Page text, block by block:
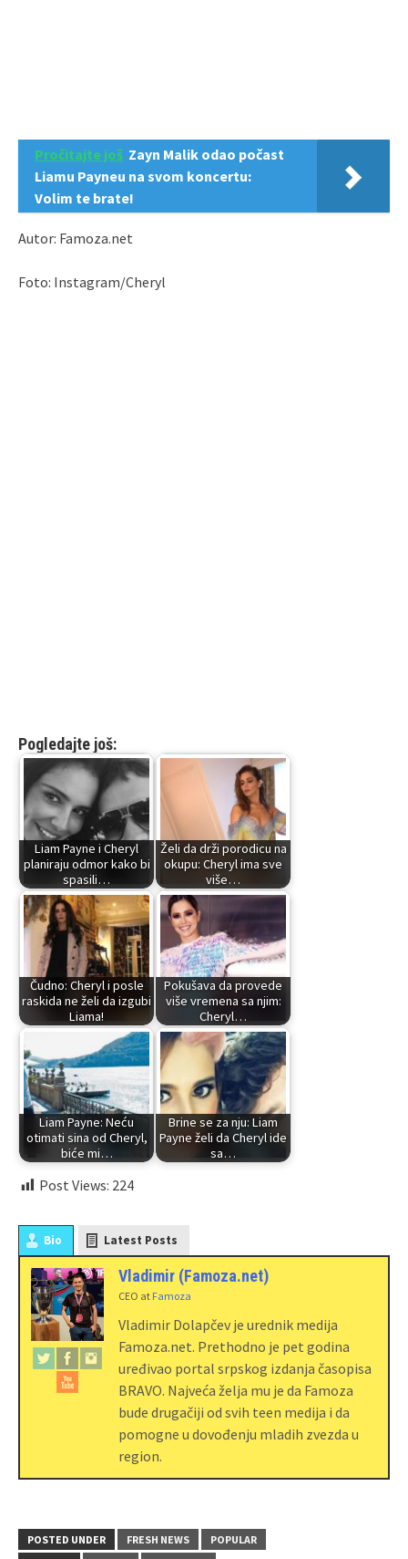
Pročitajte još Zayn Malik odao počast
Liamu Payneu na svom koncertu:
Volim te brate!
Autor: Famoza.net
Foto: Instagram/Cheryl
Pogledajte još:
Liam Payne i Cheryl
planiraju odmor kako bi
spasili…
Želi da drži porodicu na
okupu: Cheryl ima sve
više…
Čudno: Cheryl i posle
raskida ne želi da izgubi
Liama!
Pokušava da provede
više vremena sa njim:
Cheryl…
Liam Payne: Neću
otimati sina od Cheryl,
biće mi…
Brine se za nju: Liam
Payne želi da Cheryl ide
sa…
Post Views: 224
Bio Latest Posts
Vladimir (Famoza.net)
CEO at Famoza
Vladimir Dolapčev je urednik medija
Famoza.net. Prethodno je pet godina
uređivao portal srpskog izdanja časopisa
BRAVO. Najveća želja mu je da Famoza
bude drugačiji od svih teen medija i da
pomogne u dovođenju mladih zvezda u
region.
POSTED UNDER FRESH NEWS
POPULAR